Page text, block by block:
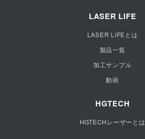
エピログレーザー社とは
動画
他メーカーとの比較
LASER LIFE
LASER LIFEとは
製品一覧
加工サンプル
動画
HGTECH
HGTECHレーザーとは